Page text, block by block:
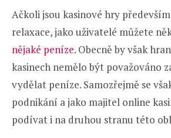
Ačkoli jsou kasinové hry
relaxace, jako uživatelé můžete
nějaké peníze. Obecně by však
kasinech nemělo být považováno
vydělat peníze. Samozřejmě se
podnikání a jako majitel online
podívat i na druhou stranu této